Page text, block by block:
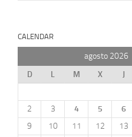
CALENDAR
agosto 2026
D
L M X J
2
3 4 5 6
9
10 11 12 13